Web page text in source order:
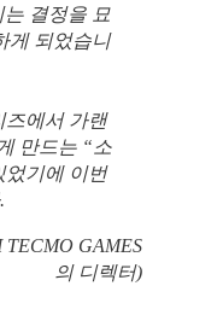
는 결정을 묘
게 되었습니
즈에서 가랜
만드는 “소
었기에 이번
TECMO GAMES
의 디렉터)